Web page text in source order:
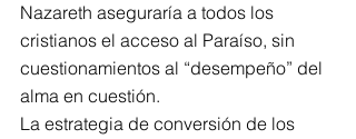
Nazareth aseguraría a todos los
cristianos el acceso al Paraíso, sin
cuestionamientos al “desempeño” del
alma en cuestión.
La estrategia de conversión de los